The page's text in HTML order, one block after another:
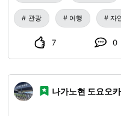
관광 여행 자
7 0
나가노현 도요오